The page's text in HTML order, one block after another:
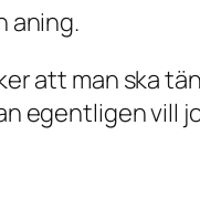
aning.
att man ska
egentligen vill